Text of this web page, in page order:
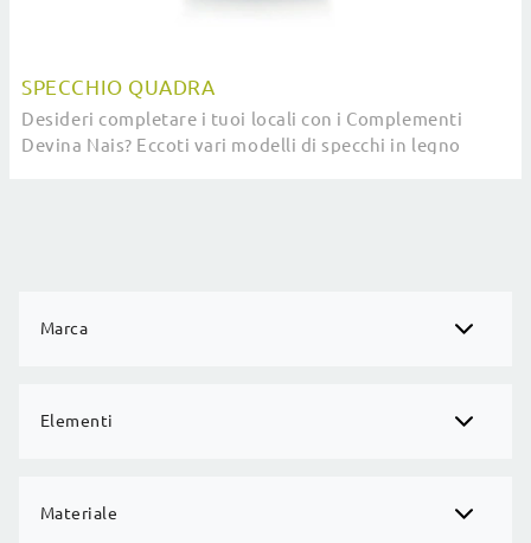
Marca
Elementi
Materiale
SPECCHIO QUADRA
Desideri completare i tuoi locali con i Complementi
Devina Nais? Eccoti vari modelli di specchi in legno